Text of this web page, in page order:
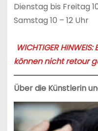
Dienstag bis Freitag
Samstag 10 – 12 Uhr
WICHTIGER
können nicht retour
Über die Künstlerin